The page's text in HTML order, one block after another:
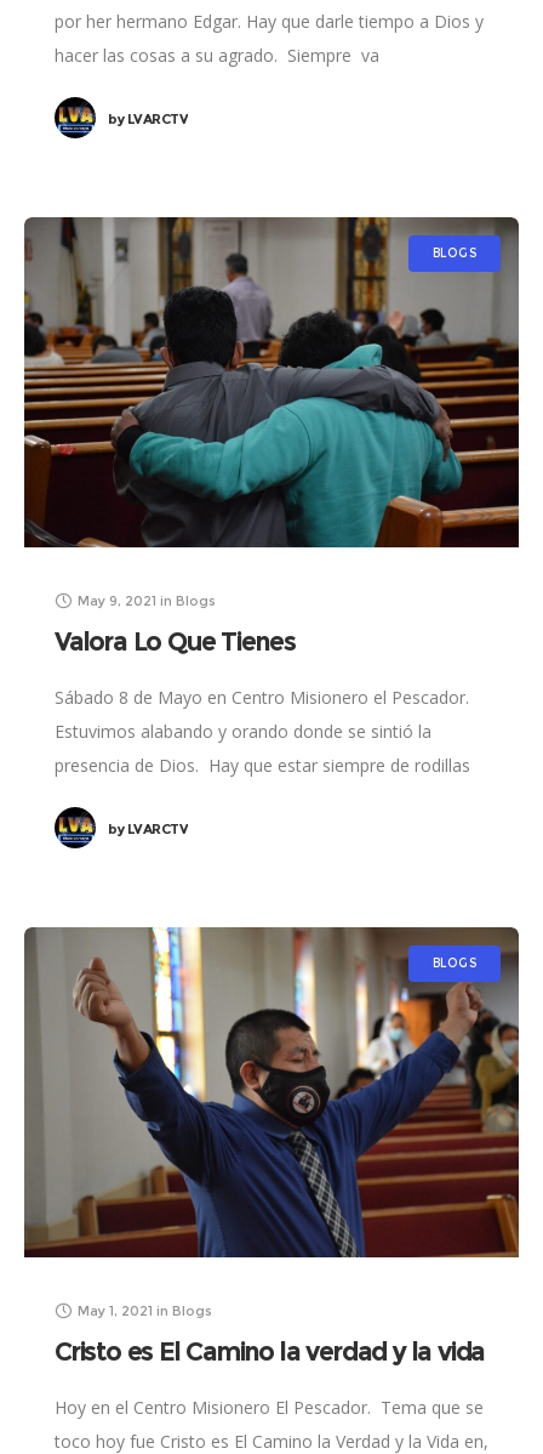
por her hermano Edgar. Hay que darle tiempo a Dios y
hacer las cosas a su agrado. Siempre va
byLVARCTV
BLOGS
May 9, 2021 in Blogs
Valora Lo Que Tienes
Sábado 8 de Mayo en Centro Misionero el Pescador.
Estuvimos alabando y orando donde se sintió la
presencia de Dios. Hay que estar siempre de rodillas
byLVARCTV
BLOGS
May 1, 2021 in Blogs
Cristo es El Camino la verdad y la vida
Hoy en el Centro Misionero El Pescador. Tema que se
toco hoy fue Cristo es El Camino la Verdad y la Vida en,